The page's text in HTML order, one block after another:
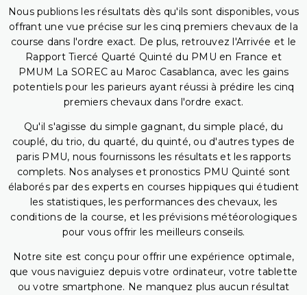
Nous publions les résultats dès qu'ils sont disponibles, vous
offrant une vue précise sur les cinq premiers chevaux de la
course dans l'ordre exact. De plus, retrouvez l'Arrivée et le
Rapport Tiercé Quarté Quinté du PMU en France et
PMUM La SOREC au Maroc Casablanca, avec les gains
potentiels pour les parieurs ayant réussi à prédire les cinq
premiers chevaux dans l'ordre exact.
Qu'il s'agisse du simple gagnant, du simple placé, du
couplé, du trio, du quarté, du quinté, ou d'autres types de
paris PMU, nous fournissons les résultats et les rapports
complets. Nos analyses et pronostics PMU Quinté sont
élaborés par des experts en courses hippiques qui étudient
les statistiques, les performances des chevaux, les
conditions de la course, et les prévisions météorologiques
pour vous offrir les meilleurs conseils.
Notre site est conçu pour offrir une expérience optimale,
que vous naviguiez depuis votre ordinateur, votre tablette
ou votre smartphone. Ne manquez plus aucun résultat